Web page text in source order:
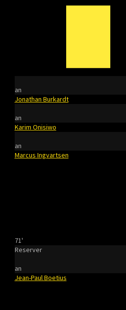
an
Jonathan Burkardt
an
Karim Onisiwo
an
Marcus Ingvartsen
71'
Reserver
an
Jean-Paul Boetius